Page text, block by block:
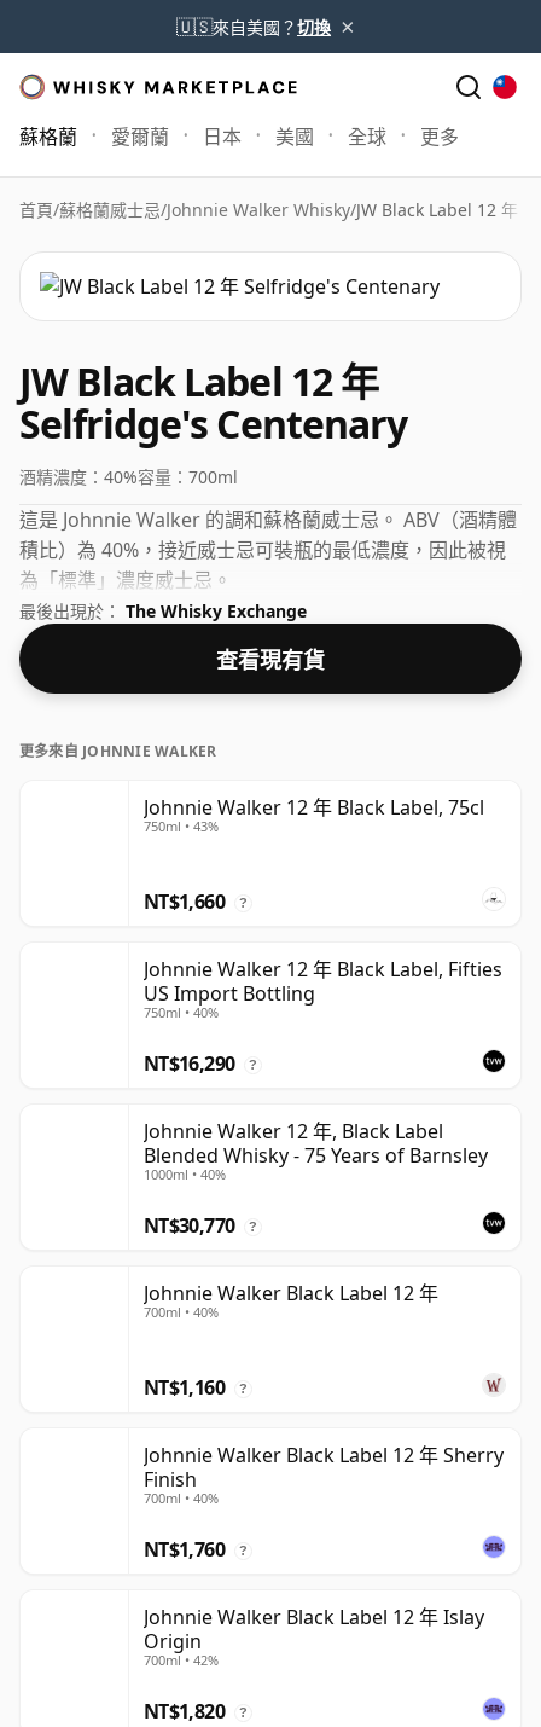
🇺🇸來自美國？切換 ×
蘇格蘭 愛爾蘭 日本 美國 全球 更多
首頁/蘇格蘭威士忌/Johnnie Walker Whisky/JW Black Label 12 年
JW Black Label 12 年
Selfridge's Centenary
酒精濃度： 40%容量： 700ml
這是 Johnnie Walker 的調和蘇格蘭威士忌。 ABV（酒精體
積比）為 40%，接近威士忌可裝瓶的最低濃度，因此被視
為「標準」濃度威士忌。
最後出現於： The Whisky Exchange
查看現有貨
更多來自 JOHNNIE WALKER
Johnnie Walker 12 年 Black Label, 75cl
750ml • 43%
NT$1,660 ?
Johnnie Walker 12 年 Black Label, Fifties
US Import Bottling
750ml • 40%
NT$16,290 ?
Johnnie Walker 12 年, Black Label
Blended Whisky - 75 Years of Barnsley
1000ml • 40%
NT$30,770 ?
Johnnie Walker Black Label 12 年
700ml • 40%
NT$1,160 ?
Johnnie Walker Black Label 12 年 Sherry
Finish
700ml • 40%
NT$1,760 ?
Johnnie Walker Black Label 12 年 Islay
Origin
700ml • 42%
NT$1,820 ?